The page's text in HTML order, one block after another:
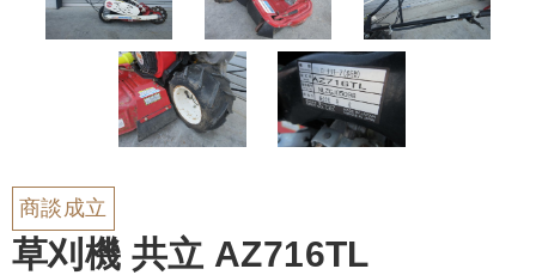
商談成立
草刈機 共立 AZ716TL